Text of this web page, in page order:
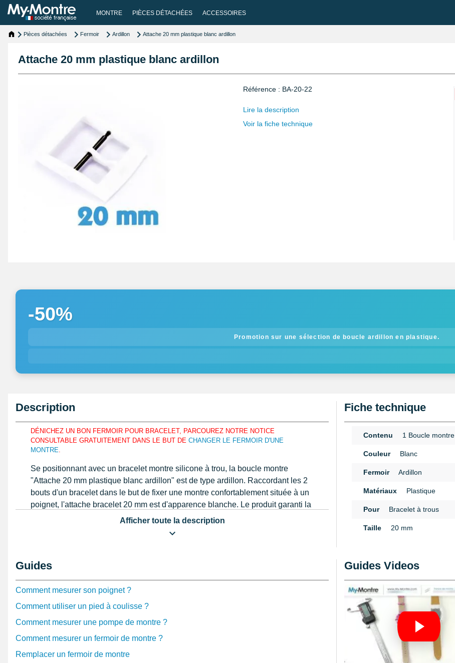
MONTRE PIÈCES DÉTACHÉES ACCESSOIRES
Pièces détachées Fermoir Ardillon Attache 20 mm plastique blanc ardillon
Attache 20 mm plastique blanc ardillon
Référence : BA-20-22
Lire la description
Voir la fiche technique
-50%
Promotion sur une sélection de boucle ardillon en plastique.
Description
DÉNICHEZ UN BON FERMOIR POUR BRACELET, PARCOUREZ NOTRE NOTICE
CONSULTABLE GRATUITEMENT DANS LE BUT DE CHANGER LE FERMOIR D'UNE
MONTRE.
Se positionnant avec un bracelet montre silicone à trou, la boucle montre
"Attache 20 mm plastique blanc ardillon" est de type ardillon. Raccordant les 2
bouts d'un bracelet dans le but de fixer une montre confortablement située à un
poignet, l'attache bracelet 20 mm est d'apparence blanche. Le produit garanti la
longévité du bracelet de montre à réparer puisqu'elle est constituée de
Attache 20 mm plastique blanc ardillon en détail
Adoptée afin d'assembler deux parties d'un bracelet ensemble, ce produit
bracelet contenant des trous pour l'ardillon. Afin de faire concorder avec les
mensurations prise, le bracelet en réparation nécessite de mesurer 20 mm
similaire à la boucle. Si vous avez envie de dégager la boucle sans difficulté il
pointeau de pose pour bracelet montre
Afficher toute la description
Fiche technique
Contenu 1 Boucle montre
Couleur Blanc
Fermoir Ardillon
Matériaux Plastique
Pour Bracelet à trous
Taille 20 mm
Guides
Comment mesurer son poignet ?
Comment utiliser un pied à coulisse ?
Comment mesurer une pompe de montre ?
Comment mesurer un fermoir de montre ?
Remplacer un fermoir de montre
Guides Videos